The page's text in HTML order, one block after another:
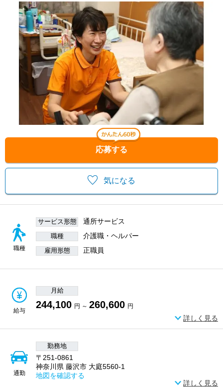
気になる
応募する
職種
サービス形態 通所サービス
職種 介護職・ヘルパー
雇用形態 正職員
給与
月給
244,100 円 ～ 260,600 円
詳しく見る
通勤
勤務地
〒251-0861
神奈川県 藤沢市 大庭5560-1
地図を確認する
詳しく見る